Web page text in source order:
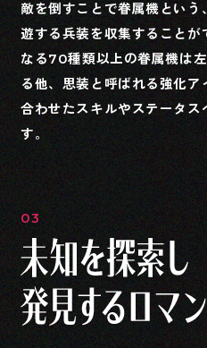
敵を倒すことで眷属機とい
遊する兵装を収集すること
なる70種類以上の眷属機は
る他、思装と呼ばれる強化
合わせたスキルやステータ
す。
03